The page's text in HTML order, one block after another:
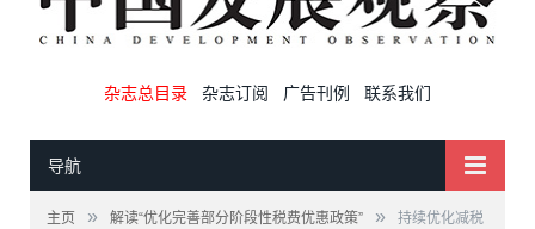
杂志总目录 杂志订阅 广告刊例 联系我们
导航
主页 » 解读“优化完善部分阶段性税费优惠政策” »
持续优化减税